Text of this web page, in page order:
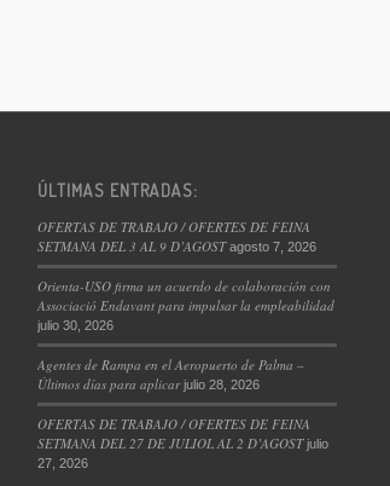
ÚLTIMAS ENTRADAS:
OFERTAS DE TRABAJO / OFERTES DE FEINA
SETMANA DEL 3 AL 9 D’AGOST agosto 7, 2026
Orienta-USO firma un acuerdo de colaboración con
Associació Endavant para impulsar la empleabilidad
julio 30, 2026
Agentes de Rampa en el Aeropuerto de Palma –
Últimos días para aplicar julio 28, 2026
OFERTAS DE TRABAJO / OFERTES DE FEINA
SETMANA DEL 27 DE JULIOL AL 2 D’AGOST julio
27, 2026